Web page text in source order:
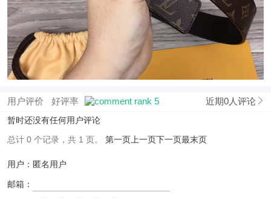
用户评价 好评率 近期0人评论
暂时还没有任何用户评论
总计 0 个记录，共 1 页。 第一页 上一页下一页最末页
用户：匿名用户
邮箱：